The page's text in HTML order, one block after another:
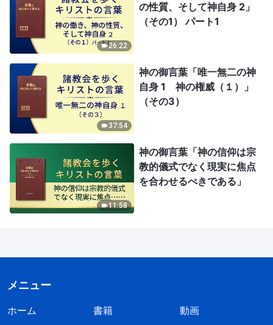
26:22
の性質、そして神自身 2」
（その1） パート1
37:54
神の御言葉「唯一無二の神
自身 1 神の権威（１）」
（その3）
11:58
神の御言葉「神の信仰は宗
教的儀式でなく現実に焦点
を合わせるべきである」
メニュー
ホーム 書籍
動画